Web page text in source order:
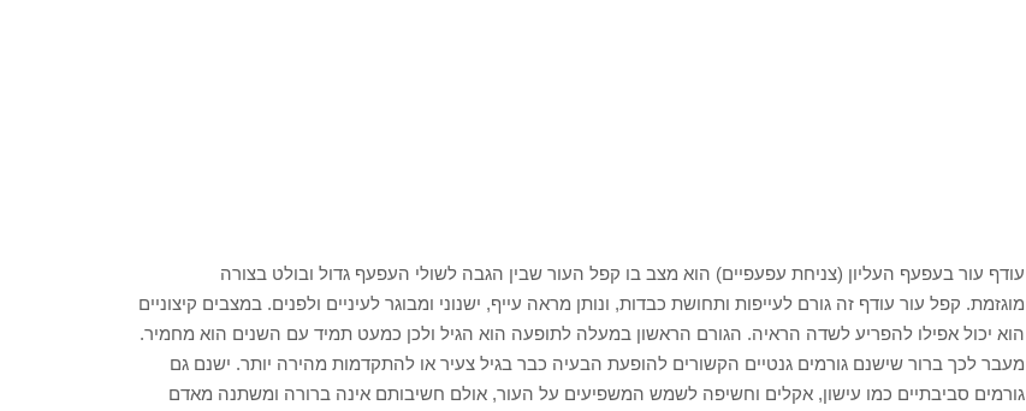
עודף עור בעפעף העליון (צניחת עפעפיים) הוא מצב בו קפל העור שבין הגבה לשולי העפעף גדול ובולט בצורה
מוגזמת. קפל עור עודף זה גורם לעייפות ותחושת כבדות, ונותן מראה עייף, ישנוני ומבוגר לעיניים ולפנים. במצבים קיצוניים
הוא יכול אפילו להפריע לשדה הראיה. הגורם הראשון במעלה לתופעה הוא הגיל ולכן כמעט תמיד עם השנים הוא מחמיר.
מעבר לכך ברור שישנם גורמים גנטיים הקשורים להופעת הבעיה כבר בגיל צעיר או להתקדמות מהירה יותר. ישנם גם
גורמים סביבתיים כמו עישון, אקלים וחשיפה לשמש המשפיעים על העור, אולם חשיבותם אינה ברורה ומשתנה מאדם